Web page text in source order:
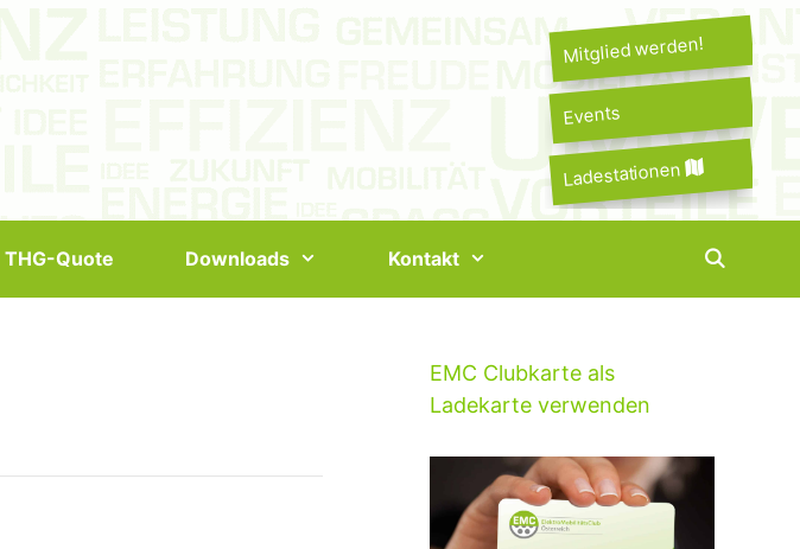
Mitglied werden!
Events
Ladestationen
THG-Quote Downloads Kontakt
EMC Clubkarte als
Ladekarte verwenden